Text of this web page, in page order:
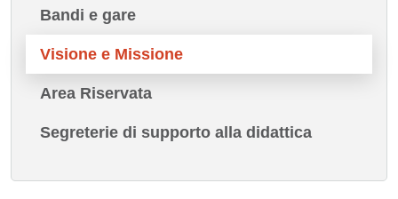
Bandi e gare
Visione e Missione
Area Riservata
Segreterie di supporto alla didattica